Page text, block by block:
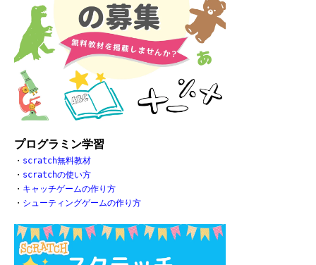
プログラミン学習
・ scratch無料教材
・ scratchの使い方
・ キャッチゲームの作り方
・ シューティングゲームの作り方